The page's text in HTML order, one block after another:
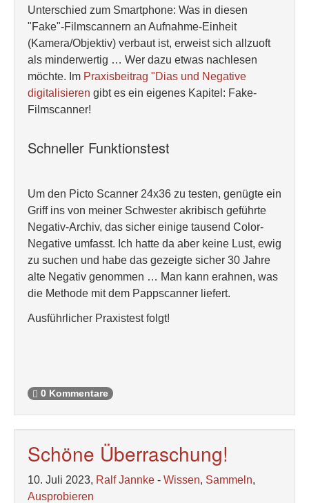
Unterschied zum Smartphone: Was in diesen
"Fake"-Filmscannern an Aufnahme-Einheit
(Kamera/Objektiv) verbaut ist, erweist sich allzuoft
als minderwertig … Wer dazu etwas nachlesen
möchte. Im Praxisbeitrag "Dias und Negative
digitalisieren gibt es ein eigenes Kapitel: Fake-
Filmscanner!
Schneller Funktionstest
Um den Picto Scanner 24x36 zu testen, genügte ein
Griff ins von meiner Schwester akribisch geführte
Negativ-Archiv, das sicher einige tausend Color-
Negative umfasst. Ich hatte da aber keine Lust, ewig
zu suchen und habe das gezeigte sicher 30 Jahre
alte Negativ genommen … Man kann erahnen, was
die Methode mit dem Pappscanner liefert.
Ausführlicher Praxistest folgt!
0 Kommentare
Schöne Überraschung!
10. Juli 2023, Ralf Jannke - Wissen, Sammeln,
Ausprobieren